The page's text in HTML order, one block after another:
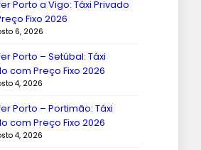
Porto a Vigo: Táxi Privado
Fixo 2026
6, 2026
Porto – Setúbal: Táxi
com Preço Fixo 2026
4, 2026
Porto – Portimão: Táxi
com Preço Fixo 2026
4, 2026